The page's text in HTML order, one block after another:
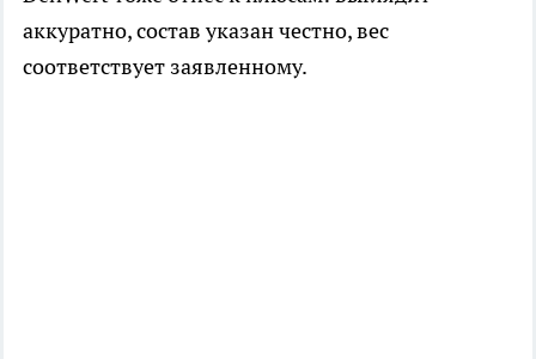
аккуратно, состав указан честно, вес
соответствует заявленному.